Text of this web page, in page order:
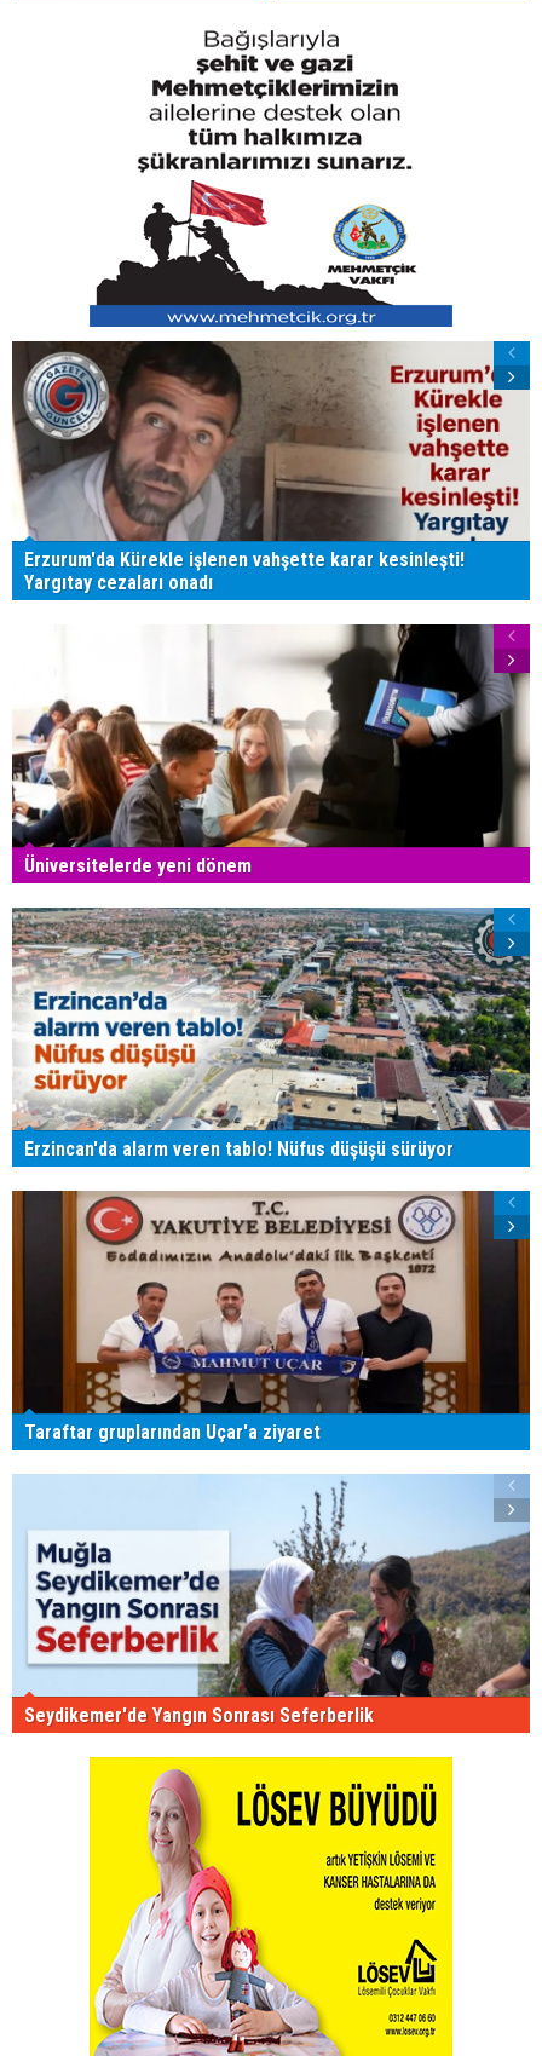
Erzurum'da Kürekle işlenen vahşette karar kesinleşti!
Yargıtay cezaları onadı
Üniversitelerde yeni dönem
Erzincan'da alarm veren tablo! Nüfus düşüşü sürüyor
Taraftar gruplarından Uçar'a ziyaret
Seydikemer'de Yangın Sonrası Seferberlik